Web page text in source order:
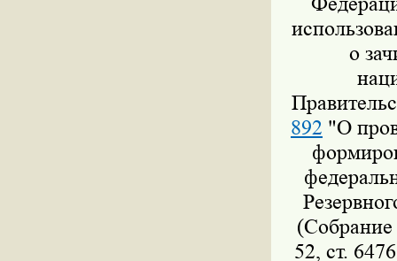
о
892 "О
(Собрание
52, ст.